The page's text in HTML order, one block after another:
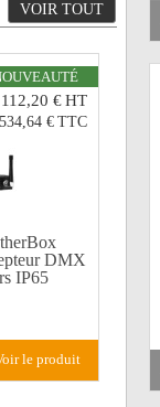
VOIR TOUT
€HT
€ TTC
DMX
IP65
voir le produit